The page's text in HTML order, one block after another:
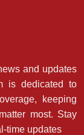
and updates
is dedicated to
keeping
most. Stay
time updates